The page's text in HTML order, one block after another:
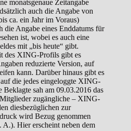
monatsgenaue Zeitangabe
auch die Angabe von
ca. ein Jahr im Voraus)
die Angabe eines Enddatums für
ist, wobei es auch eine
mit „bis heute“ gibt.
des XING-Profils gibt es
reduzierte Version, auf
kann. Darüber hinaus gibt es
die jedes eingeloggte XING-
sah am 09.03.2016 das
zugängliche – XING-
diesbezüglichen zur
wird Bezug genommen
Hier erscheint neben dem